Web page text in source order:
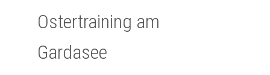
Ostertraining am
Gardasee